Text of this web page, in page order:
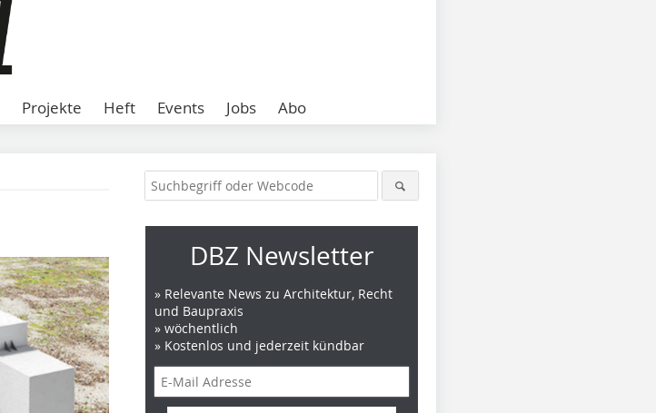
Projekte Heft Events Jobs Abo
DBZ Newsletter
» Relevante News zu Architektur, Recht
und Baupraxis
» wöchentlich
» Kostenlos und jederzeit kündbar